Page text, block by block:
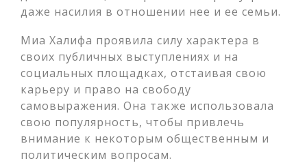
даже насилия в отношении нее и ее семьи.
Миа Халифа проявила силу характера в
своих публичных выступлениях и на
социальных площадках, отстаивая свою
карьеру и право на свободу
самовыражения. Она также использовала
свою популярность, чтобы привлечь
внимание к некоторым общественным и
политическим вопросам.